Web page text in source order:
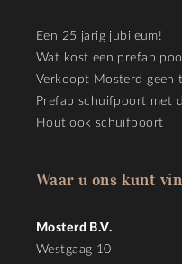
Een 25 jarig jubileum!
Wat kost een prefab
Verkoopt Mosterd geen
Prefab schuifpoort met
Houtlook schuifpoort
Waar u ons kunt
Mosterd B.V.
Westgaag 10